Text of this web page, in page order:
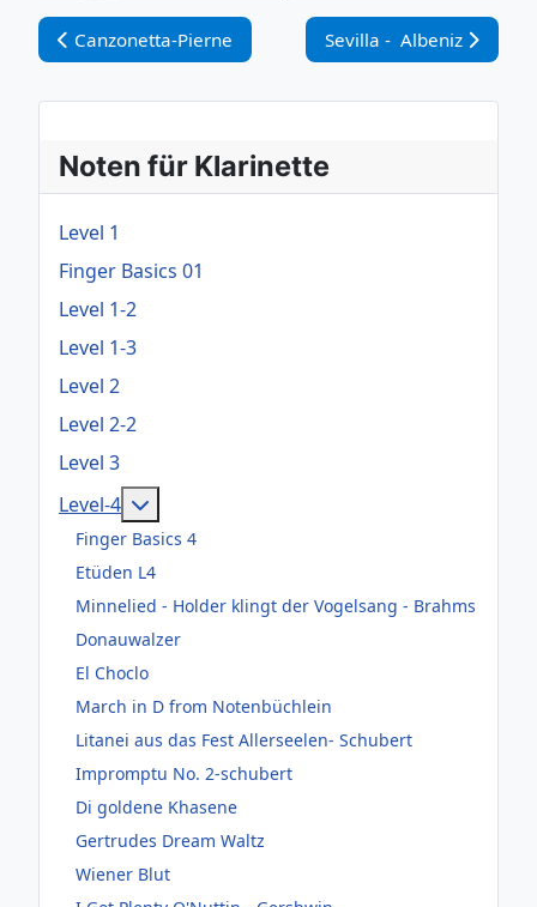
Vorheriger Beitrag: Canzonetta-Pierne
Canzonetta-Pierne Nächster Beitrag:
Sevilla - Albeniz
Noten für Klarinette
Level 1
Finger Basics 01
Level 1-2
Level 1-3
Level 2
Level 2-2
Level 3
Level-4
Finger Basics 4
Etüden L4
Minnelied - Holder klingt der Vogelsang - Brahms
Donauwalzer
El Choclo
March in D from Notenbüchlein
Litanei aus das Fest Allerseelen- Schubert
Impromptu No. 2-schubert
Di goldene Khasene
Gertrudes Dream Waltz
Wiener Blut